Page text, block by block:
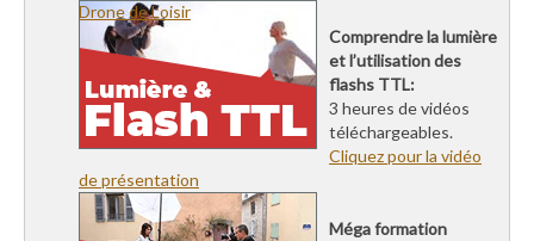
Drone de Loisir
Comprendre la lumière
et l’utilisation des
flashs TTL:
3 heures de vidéos
téléchargeables.
Cliquez pour la vidéo
de présentation
Méga formation